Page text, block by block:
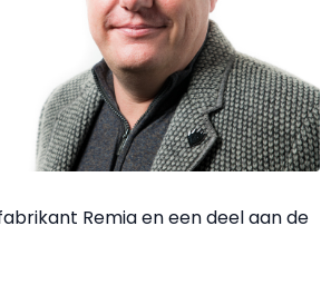
Remia en een deel aan de